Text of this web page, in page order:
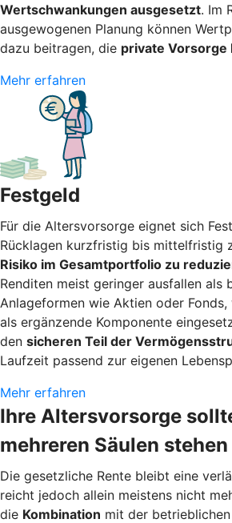
Wertschwankungen ausgesetzt. Im
ausgewogenen Planung können
dazu beitragen, die private
Mehr erfahren
Festgeld
Für die Altersvorsorge eignet sich
Rücklagen kurzfristig bis mittelfristig
Risiko im Gesamtportfolio zu
Renditen meist geringer ausfallen als
Anlageformen wie Aktien oder
als ergänzende Komponente
den sicheren Teil der
Laufzeit passend zur eigenen
Mehr erfahren
Ihre Altersvorsorge
mehreren Säulen stehen
Die gesetzliche Rente bleibt eine
reicht jedoch allein meistens nicht
die Kombination mit der